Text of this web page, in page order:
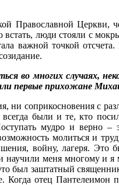
Православной
люди стояли с
важной точкой
во многих случаях,
первые прихожане
соприкосновения с
были и те, кто
мудро и верно
молиться и
войну, лагеря.
научили меня многому и
был заштатный
отец Пантелеимон